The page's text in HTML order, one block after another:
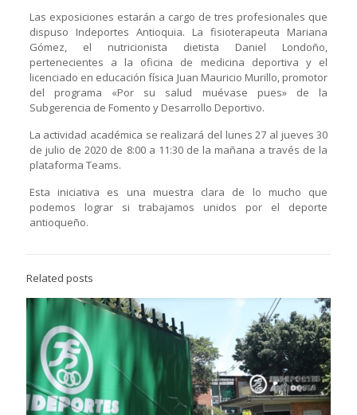
Las exposiciones estarán a cargo de tres profesionales que
dispuso Indeportes Antioquia. La fisioterapeuta Mariana
Gómez, el nutricionista dietista Daniel Londoño,
pertenecientes a la oficina de medicina deportiva y el
licenciado en educación física Juan Mauricio Murillo, promotor
del programa «Por su salud muévase pues» de la
Subgerencia de Fomento y Desarrollo Deportivo.
La actividad académica se realizará del lunes 27 al jueves 30
de julio de 2020 de 8:00 a 11:30 de la mañana a través de la
plataforma Teams.
Esta iniciativa es una muestra clara de lo mucho que
podemos lograr si trabajamos unidos por el deporte
antioqueño.
Related posts